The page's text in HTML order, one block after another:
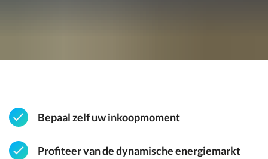
Bepaal zelf uw inkoopmoment
Profiteer van de dynamische energiemarkt